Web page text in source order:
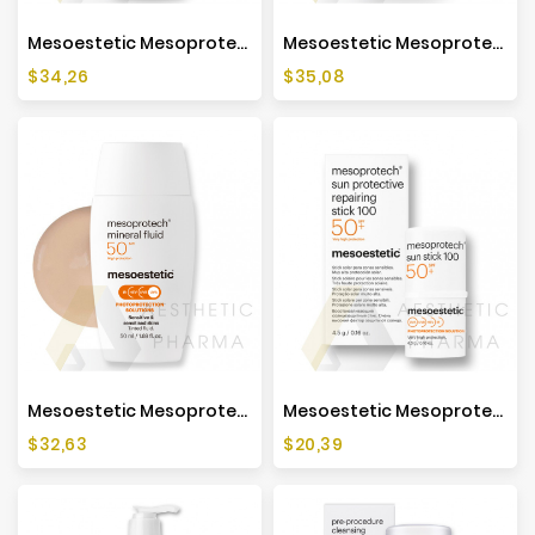
Mesoestetic Mesoprotech Light Water Antiaging Veil SPF50+- 50ml
Cena
$34,26
Mesoestetic Mesoprotech Melan 130 Pigment Control - 50ml
Cena
$35,08
Mesoestetic Mesoprotech Mineral Fluid SPF50 - 50ml
Cena
$32,63
Mesoestetic Mesoprotech Sun Protective Repairing Stick 100 - 4,5g
Cena
$20,39